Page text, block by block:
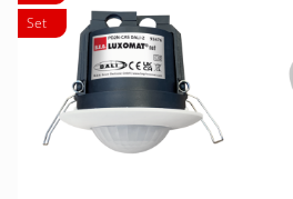
Set